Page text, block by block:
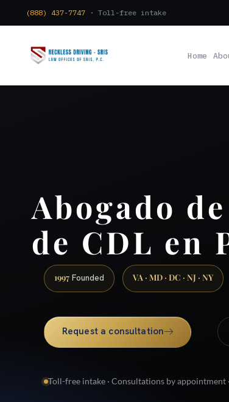
(888) 437-7747 · Toll-free intake
Home
Abogado
de CDL en
1997 Founded VA · MD · DC · NJ · NY
Request a consultation
Toll-free intake · Consultations by appointment